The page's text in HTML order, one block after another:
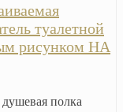
туалетной
рисунком НА
полка